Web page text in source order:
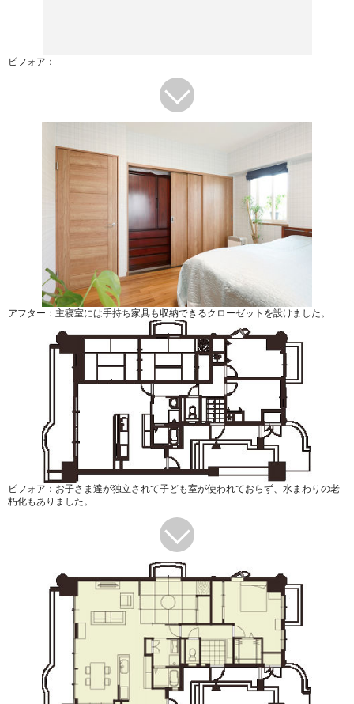
ビフォア：
アフター：主寝室には手持ち家具も収納できるクローゼットを設けました。
ビフォア：お子さま達が独立されて子ども室が使われておらず、水まわりの老
朽化もありました。